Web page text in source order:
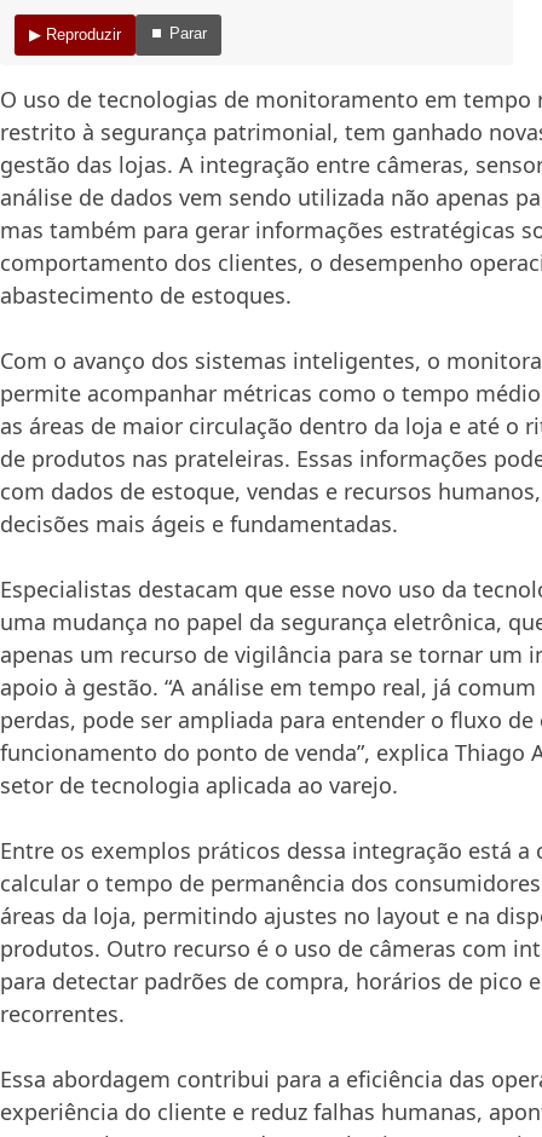
▶ Reproduzir ⏹ Parar
O uso de tecnologias de monitoramento em tempo
restrito à segurança patrimonial, tem ganhado
gestão das lojas. A integração entre câmeras,
análise de dados vem sendo utilizada não apenas
mas também para gerar informações estratégicas
comportamento dos clientes, o desempenho
abastecimento de estoques.
Com o avanço dos sistemas inteligentes, o
permite acompanhar métricas como o tempo
as áreas de maior circulação dentro da loja e até o
de produtos nas prateleiras. Essas informações
com dados de estoque, vendas e recursos
decisões mais ágeis e fundamentadas.
Especialistas destacam que esse novo uso da
uma mudança no papel da segurança eletrônica,
apenas um recurso de vigilância para se tornar um
apoio à gestão. “A análise em tempo real, já
perdas, pode ser ampliada para entender o fluxo
funcionamento do ponto de venda”, explica Thiago
setor de tecnologia aplicada ao varejo.
Entre os exemplos práticos dessa integração está a
calcular o tempo de permanência dos
áreas da loja, permitindo ajustes no layout e na
produtos. Outro recurso é o uso de câmeras com
para detectar padrões de compra, horários de pico
recorrentes.
Essa abordagem contribui para a eficiência das
experiência do cliente e reduz falhas humanas,